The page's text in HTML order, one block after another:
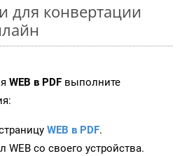
для конвертации
WEB в PDF выполните
WEB в PDF.
WEB со своего устройства.